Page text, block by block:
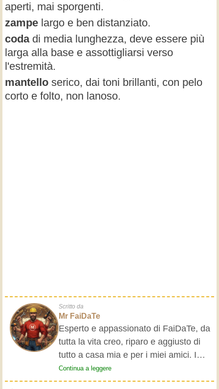
aperti, mai sporgenti.
zampe largo e ben distanziato.
coda di media lunghezza, deve essere più
larga alla base e assottigliarsi verso
l'estremità.
mantello serico, dai toni brillanti, con pelo
corto e folto, non lanoso.
Scritto da
Mr FaiDaTe
Esperto e appassionato di FaiDaTe, da
tutta la vita creo, riparo e aggiusto di
tutto a casa mia e per i miei amici. I
nonni mi hanno insegnato i primi
rudimenti, fin da piccolo e da allora ho
Continua a leggere